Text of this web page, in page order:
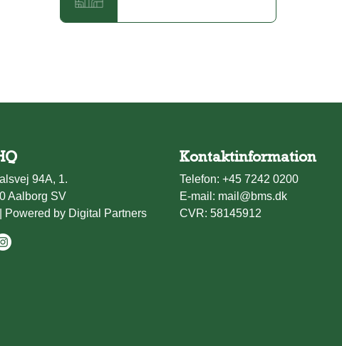
94A, 1.
Aalborg SV
Powered by Digital Partners
Kontaktinformation
Telefon: +45 7242 0200
E-mail: mail@bms.dk
CVR: 58145912